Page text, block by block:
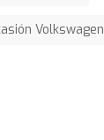
Volkswagen